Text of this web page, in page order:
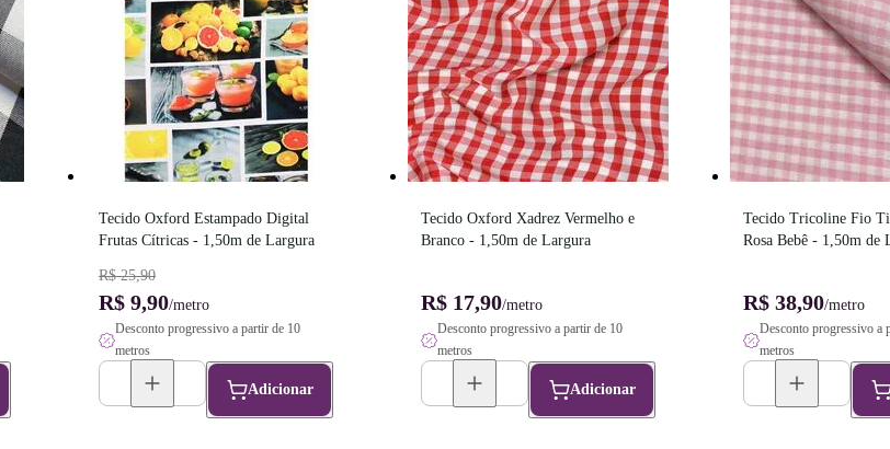
Tecido Oxford Estampado Digital
Frutas Cítricas - 1,50m de Largura
R$ 25,90
R$ 9,90/metro
Desconto progressivo a partir de 10
metros
Adicionar
Tecido Oxford Xadrez Vermelho e
Branco - 1,50m de Largura
R$ 17,90/metro
Desconto progressivo a partir de 10
metros
Adicionar
Tecido Tricoline Fio
Rosa Bebê - 1,50m de
R$ 38,90/metro
Desconto progressivo a
metros